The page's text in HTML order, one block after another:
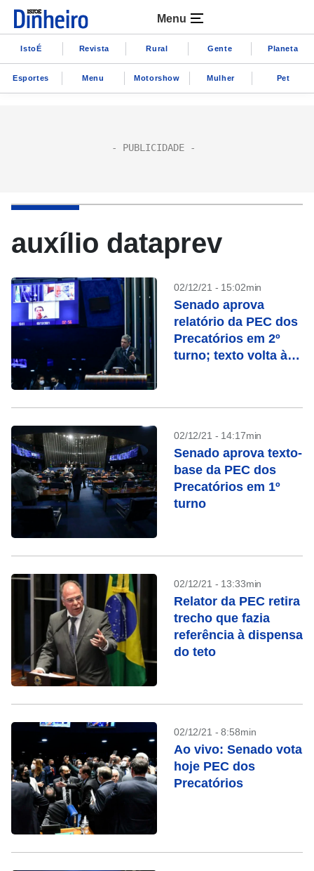
Menu
IstoÉ Revista Rural Gente Planeta
Esportes Menu Motorshow Mulher Pet
auxílio dataprev
02/12/21 - 15:02min
Senado aprova
relatório da PEC dos
Precatórios em 2º
turno; texto volta à
02/12/21 - 14:17min
Senado aprova texto-
base da PEC dos
Precatórios em 1º
turno
02/12/21 - 13:33min
Relator da PEC retira
trecho que fazia
referência à dispensa
do teto
02/12/21 - 8:58min
Ao vivo: Senado vota
hoje PEC dos
Precatórios